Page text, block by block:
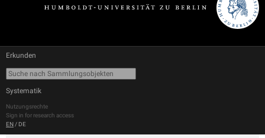
Erkunden
Systematik
Nutzungsrechte
Sign in for research access
EN / DE